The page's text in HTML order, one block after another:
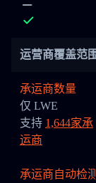
运营商覆盖范
承运商数量
仅 LWE
支持 1,644家承
运商
承运商自动检测